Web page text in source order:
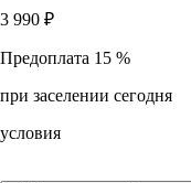
3 990 ₽
Предоплата 15 %
при заселении сегодня
условия